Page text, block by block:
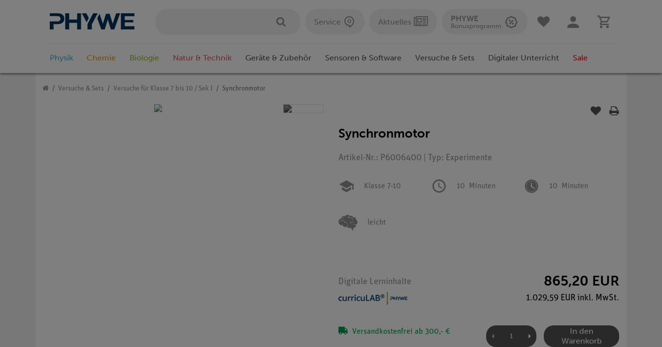
Service Aktuelles PHYWE
Bonusprogramm
Physik Chemie Biologie Natur & Technik Geräte & Zubehör Sensoren & Software Versuche & Sets Digitaler Unterricht Sale
Versuche & Sets Versuche für Klasse 7 bis 10 / Sek I Synchronmotor
Synchronmotor
Artikel-Nr.: P6006400 | Typ: Experimente
Klasse 7-10 10 Minuten 10 Minuten
leicht
Digitale Lerninhalte 865,20 EUR
1.029,59 EUR inkl. MwSt.
Versandkostenfrei ab 300,- €
In den
Warenkorb